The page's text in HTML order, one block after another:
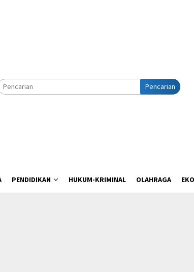
Pencarian
PENDIDIKAN HUKUM-KRIMINAL OLAHRAGA